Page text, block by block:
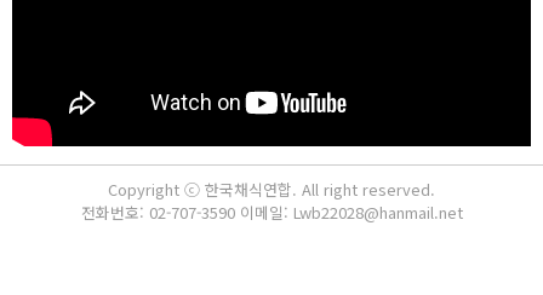
Copyright ⓒ 한국채식연합. All right reserved.
전화번호: 02-707-3590 이메일: Lwb22028@hanmail.net